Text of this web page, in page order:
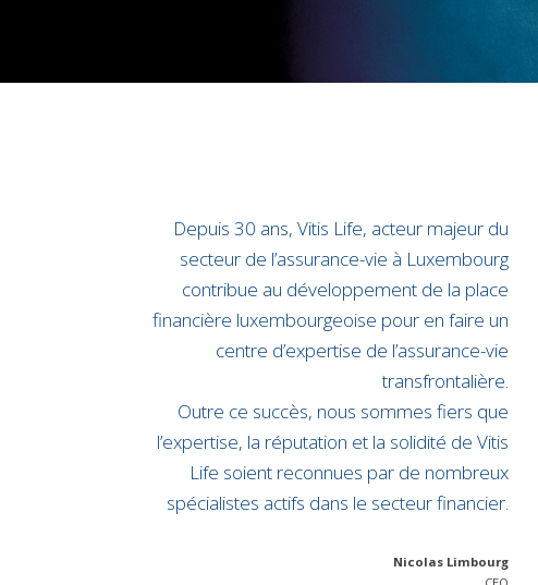
Depuis 30 ans, Vitis Life, acteur majeur du
secteur de l’assurance-vie à Luxembourg
contribue au développement de la place
financière luxembourgeoise pour en faire un
centre d’expertise de l’assurance-vie
transfrontalière.
Outre ce succès, nous sommes fiers que
l’expertise, la réputation et la solidité de Vitis
Life soient reconnues par de nombreux
spécialistes actifs dans le secteur financier.
Nicolas Limbourg